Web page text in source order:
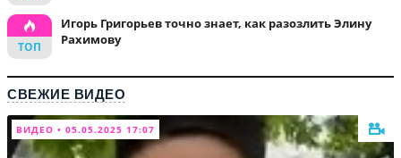
Игорь Григорьев точно знает, как разозлить Элину
Рахимову
СВЕЖИЕ ВИДЕО
ВИДЕО • 05.05.2025 17:07